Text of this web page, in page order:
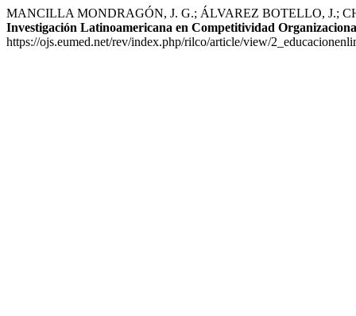
MANCILLA MONDRAGÓN, J. G.; ÁLVAREZ BOTELLO, J.;
Investigación Latinoamericana en Competitividad
https://ojs.eumed.net/rev/index.php/rilco/article/view/